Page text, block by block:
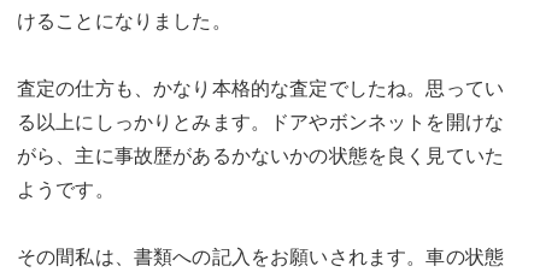
けることになりました。
査定の仕方も、かなり本格的な査定でしたね。思ってい
る以上にしっかりとみます。ドアやボンネットを開けな
がら、主に事故歴があるかないかの状態を良く見ていた
ようです。
その間私は、書類への記入をお願いされます。車の状態